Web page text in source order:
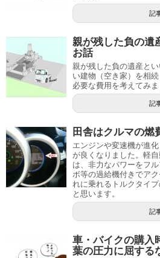
記
親が残した負の遺
お話
親が残した負の遺産と
い建物（空き家）を相
必要な費用を考えてみま
記
田舎はクルマの燃
エンジンや変速機が進
が良くなりました。軽
は、非力なパワーをフ
ボ等の過給機付きでア
れに乗れるトルクタイ
と思います。
記
車・バイクの購入
葉の圧力に屈する